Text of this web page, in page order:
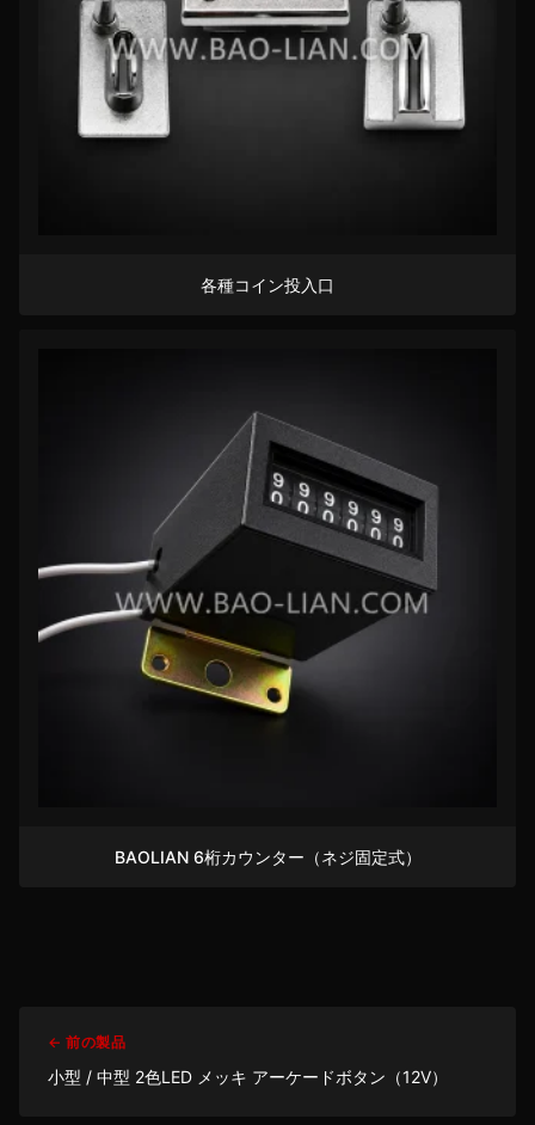
各種コイン投入口
BAOLIAN 6桁カウンター（ネジ固定式）
← 前の製品
小型 / 中型 2色LED メッキ アーケードボタン（12V）